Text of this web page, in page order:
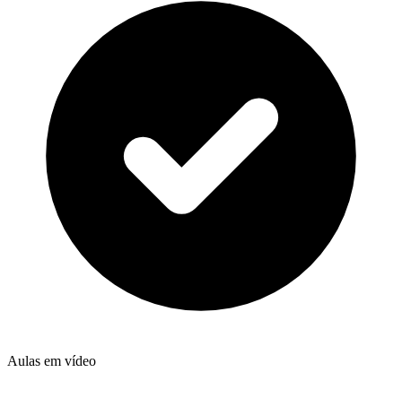
Aulas em vídeo